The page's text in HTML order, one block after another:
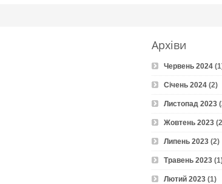
Архіви
Червень 2024
Січень 2024 (2)
Листопад 2023
Жовтень 2023
Липень 2023 (2)
Травень 2023
Лютий 2023 (1)